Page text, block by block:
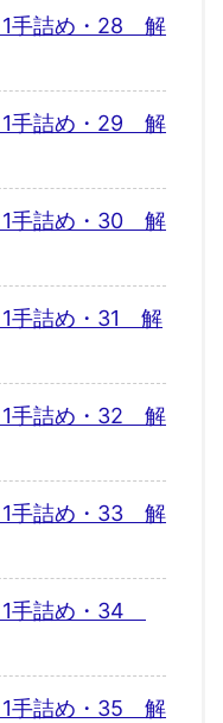
手詰め・28 解
手詰め・29 解
手詰め・30 解
手詰め・31 解
手詰め・32 解
手詰め・33 解
手詰め・34
手詰め・35 解